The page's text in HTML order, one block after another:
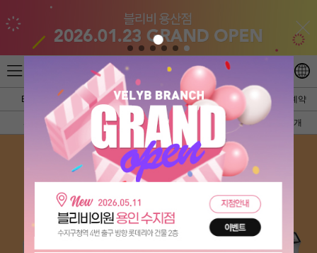
BEST 지점안내 이벤트 온라인상담 온라인예약
쁘띠성형 리프팅 비만 병원소개